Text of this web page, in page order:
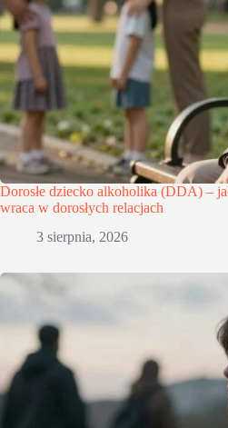
Dorosłe dziecko alkoholika (DDA) –
wraca w dorosłych relacjach
3 sierpnia, 2026